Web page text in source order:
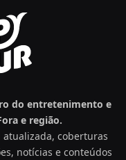
do entretenimento e
e região.
coberturas
notícias e conteúdos